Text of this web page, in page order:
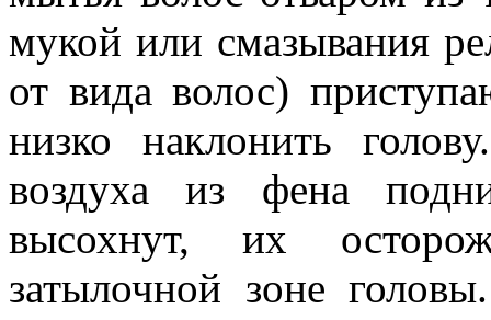
мукой или смазывания
от вида волос)
низко наклонить
воздуха из фена
высохнут, их
затылочной зоне